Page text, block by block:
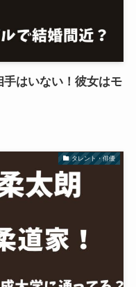
手はいない！彼女はモ
タレント・俳優